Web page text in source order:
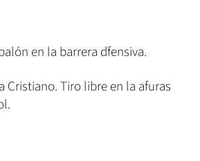
en la barrera dfensiva.
Cristiano. Tiro libre en la afuras